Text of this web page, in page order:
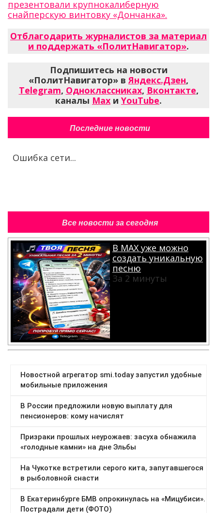
презентовали крупнокалиберную
снайперскую винтовку «Дончанка».
Отблагодарить журналистов за материал
и поддержать «ПолитНавигатор».
Подпишитесь на новости
«ПолитНавигатор» в Яндекс.Дзен,
Telegram, Одноклассниках, Вконтакте,
каналы Max и YouTube.
Последние новости
Ошибка сети...
Все новости за сегодня
В MAX уже можно
создать уникальную
песню
За 2 минуты